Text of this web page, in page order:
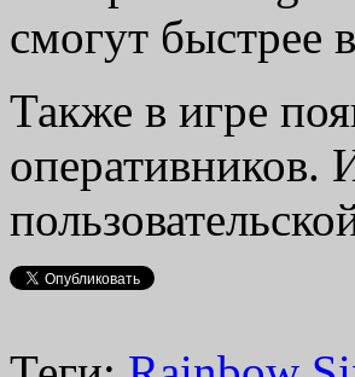
смогут быстрее
Также в игре
оперативников.